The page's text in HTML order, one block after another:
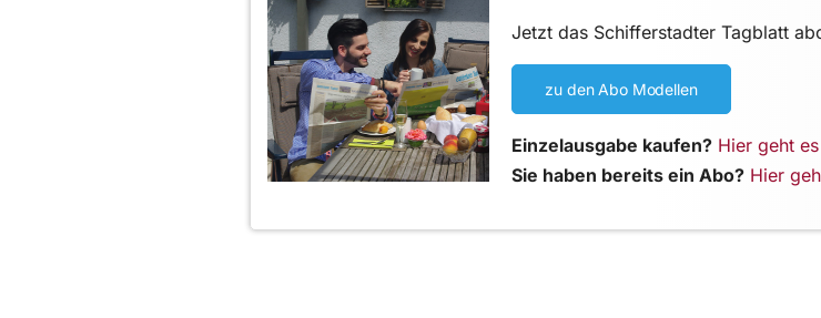
Jetzt das Schifferstadter Tagblatt
zu den Abo Modellen
Einzelausgabe kaufen? Hier geht
Sie haben bereits ein Abo? Hier